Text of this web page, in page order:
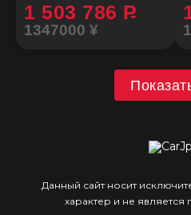
1 503 786 P
1347000 ¥
Данный сайт носит
характер и не